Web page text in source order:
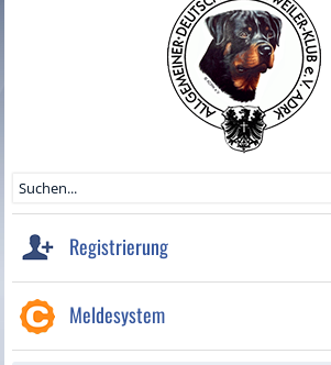
Registrierung
Meldesystem